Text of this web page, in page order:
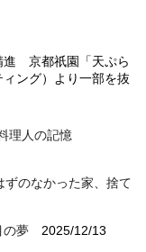
進 京都祇園「天ぷら
ング）より一部を抜
理人の記憶
のなかった家、捨て
の夢 2025/12/13